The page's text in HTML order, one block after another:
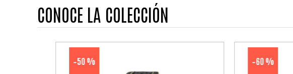
CONOCE LA COLECCIÓN
-50 % -60 %